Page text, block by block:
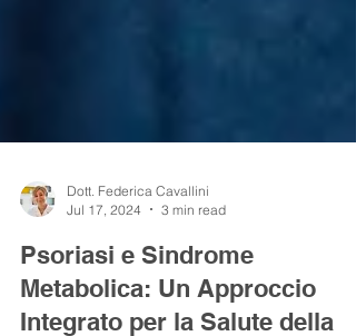
Dott. Federica Cavallini
3 min read